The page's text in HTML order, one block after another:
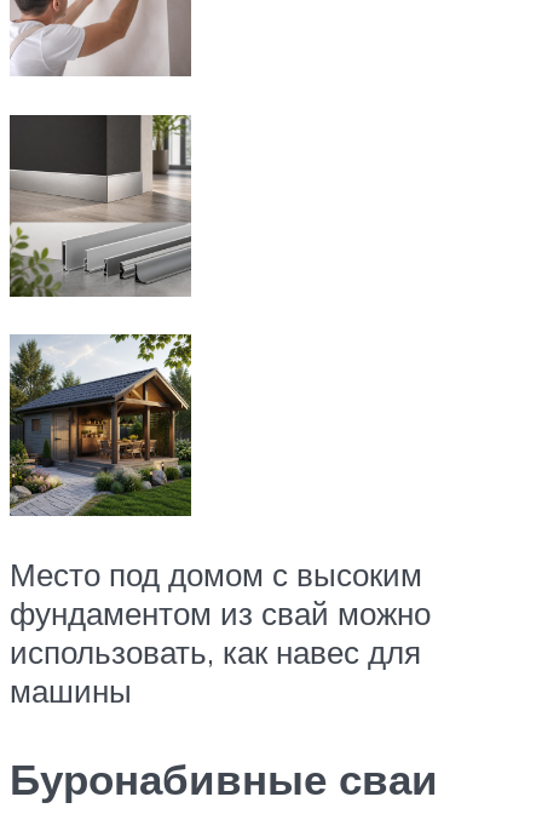
Место под домом с высоким
фундаментом из свай можно
использовать, как навес для
машины
Буронабивные сваи